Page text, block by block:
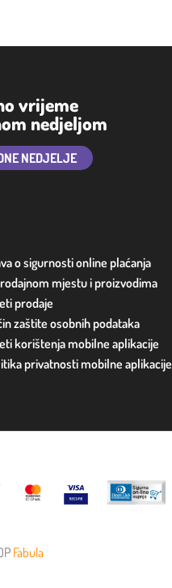
vrijeme
nedjeljom
NEDJELJE
o sigurnosti online plaćanja
mjestu i proizvodima
prodaje
zaštite osobnih podataka
korištenja mobilne aplikacije
privatnosti mobilne aplikacije
Fabula